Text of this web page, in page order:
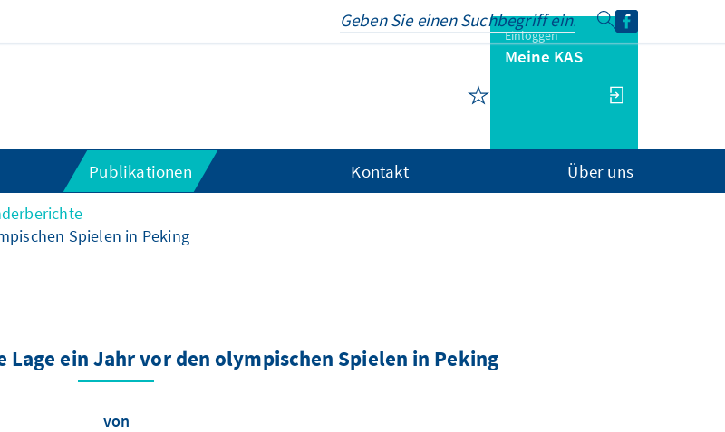
Einloggen
Meine KAS
Publikationen Kontakt Über uns
Spielen in Peking
Lage ein Jahr vor den olympischen Spielen in Peking
von